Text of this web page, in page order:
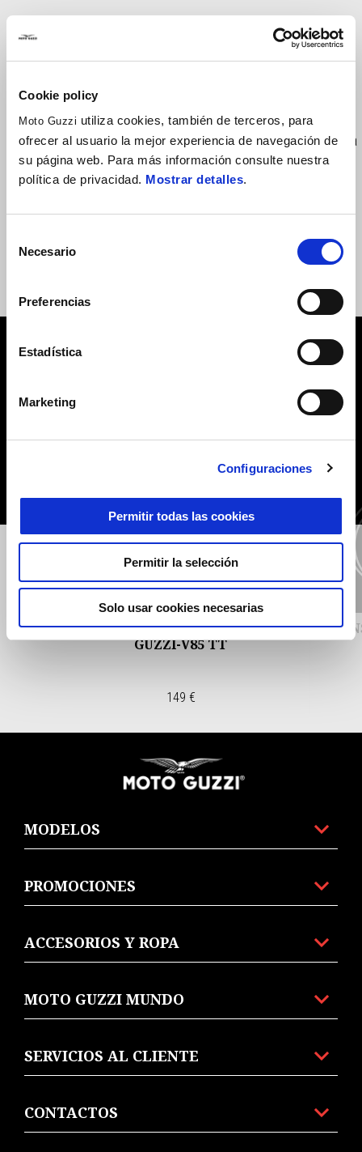
Cookie policy
Moto Guzzi utiliza cookies, también de terceros, para
ofrecer al usuario la mejor experiencia de navegación de
su página web. Para más información consulte nuestra
política de privacidad. Mostrar detalles.
Necesario
Preferencias
Estadística
Marketing
Configuraciones
Permitir todas las cookies
Permitir la selección
Solo usar cookies necesarias
■ Fabricado en aluminio mecanizado CNC premium. ■ Mejora la
calidad del diseño del frontal de la motocicleta y aumenta el
efecto de estabilidad de la conducción.
Anterior
GUARDABARROS TRASERA-
GUZZI-V85 TT
149 €
KIT-
MODELOS
PROMOCIONES
ACCESORIOS Y ROPA
MOTO GUZZI MUNDO
SERVICIOS AL CLIENTE
CONTACTOS